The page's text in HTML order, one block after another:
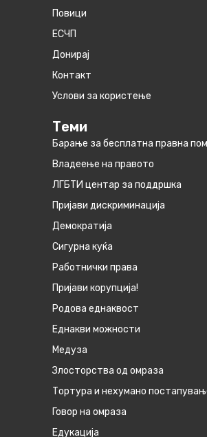
Повици
ЕСЧП
Донирај
Контакт
Услови за користење
Теми
Барање за бесплатна правна
Владеење на правото
ЛГБТИ центар за поддршка
Пријави дискриминација
Демократија
Сигурна куќа
Работнички права
Пријави корупција!
Родова еднаквост
Eднакви можности
Медуза
Злосторства од омраза
Тортура и нехумано
Говор на омраза
Едукација